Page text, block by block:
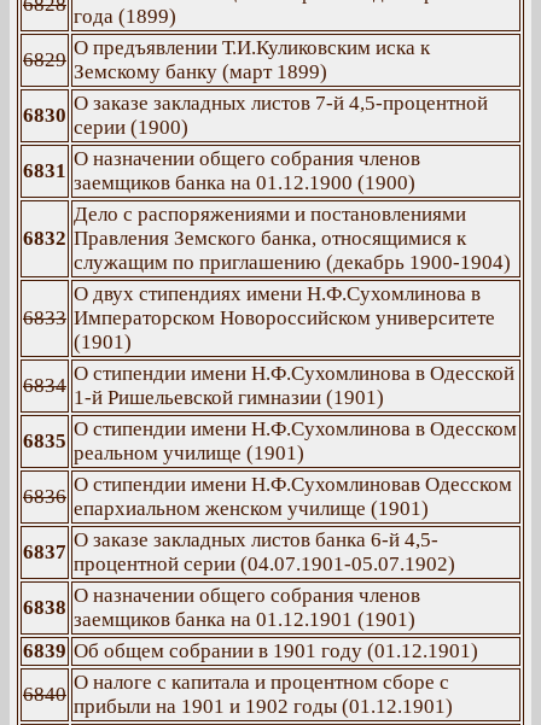
года (1899)
6829
О предъявлении Т.И.Куликовским иска к
Земскому банку (март 1899)
6830
О заказе закладных листов 7-й 4,5-процентной
серии (1900)
6831
О назначении общего собрания членов
заемщиков банка на 01.12.1900 (1900)
6832
Дело с распоряжениями и постановлениями
Правления Земского банка, относящимися к
служащим по приглашению (декабрь 1900-1904)
6833
О двух стипендиях имени Н.Ф.Сухомлинова в
Императорском Новороссийском университете
(1901)
6834
О стипендии имени Н.Ф.Сухомлинова в Одесской
1-й Ришельевской гимназии (1901)
6835
О стипендии имени Н.Ф.Сухомлинова в Одесском
реальном училище (1901)
6836
О стипендии имени Н.Ф.Сухомлиновав Одесском
епархиальном женском училище (1901)
6837
О заказе закладных листов банка 6-й 4,5-
процентной серии (04.07.1901-05.07.1902)
6838
О назначении общего собрания членов
заемщиков банка на 01.12.1901 (1901)
6839 Об общем собрании в 1901 году (01.12.1901)
6840
О налоге с капитала и процентном сборе с
прибыли на 1901 и 1902 годы (01.12.1901)